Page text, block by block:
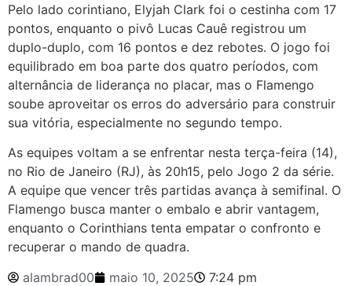
Pelo lado corintiano, Elyjah Clark foi o cestinha com 17
pontos, enquanto o pivô Lucas Cauê registrou um
duplo-duplo, com 16 pontos e dez rebotes. O jogo foi
equilibrado em boa parte dos quatro períodos, com
alternância de liderança no placar, mas o Flamengo
soube aproveitar os erros do adversário para construir
sua vitória, especialmente no segundo tempo.
As equipes voltam a se enfrentar nesta terça-feira (14),
no Rio de Janeiro (RJ), às 20h15, pelo Jogo 2 da série.
A equipe que vencer três partidas avança à semifinal. O
Flamengo busca manter o embalo e abrir vantagem,
enquanto o Corinthians tenta empatar o confronto e
recuperar o mando de quadra.
alambrad00
maio 10, 2025
7:24 pm